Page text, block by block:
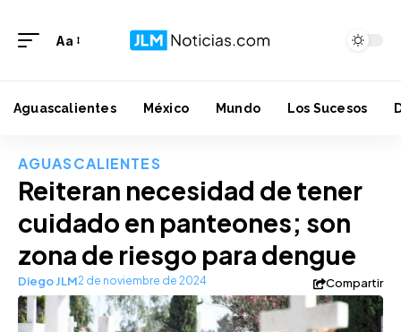
Aa
Aguascalientes México Mundo Los Sucesos
AGUASCALIENTES
Reiteran necesidad de tener
cuidado en panteones; son
zona de riesgo para dengue
Diego JLM2 de noviembre de 2024 Compartir